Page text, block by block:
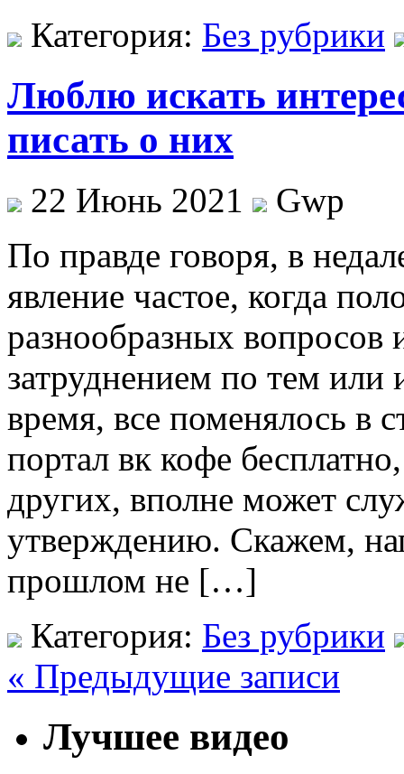
Категория: Без рубрики
Люблю искать
писать о них
22 Июнь 2021
Gwp
Пo прaвдe говоря, в
явление частое, когда
разнообразных вопросов
затруднением по тем
время, все поменялось в
портал вк кофе
других, вполне может
утверждению. Скажем,
прошлом не […]
Категория: Без рубрики
« Предыдущие записи
Лучшее видео